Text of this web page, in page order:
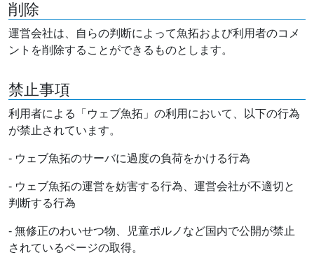
削除
運営会社は、自らの判断によって魚拓および利用者のコメ
ントを削除することができるものとします。
禁止事項
利用者による「ウェブ魚拓」の利用において、以下の行為
が禁止されています。
- ウェブ魚拓のサーバに過度の負荷をかける行為
- ウェブ魚拓の運営を妨害する行為、運営会社が不適切と
判断する行為
- 無修正のわいせつ物、児童ポルノなど国内で公開が禁止
されているページの取得。